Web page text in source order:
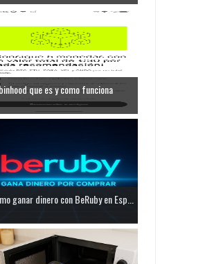
que es y como funciona
ganar dinero con BeRuby en Esp...